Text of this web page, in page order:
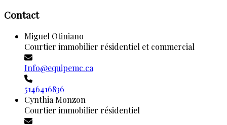
Contact
Miguel Otiniano
Courtier immobilier résidentiel et commercial
Info@equipemc.ca
5146416836
Cynthia Monzon
Courtier immobilier résidentiel